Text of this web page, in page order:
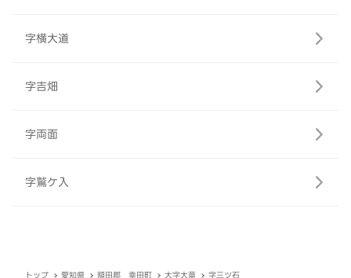
字横大道
字吉畑
字両面
字鷲ケ入
トップ 愛知県 額田郡 幸田町 大字大草 字三ツ石